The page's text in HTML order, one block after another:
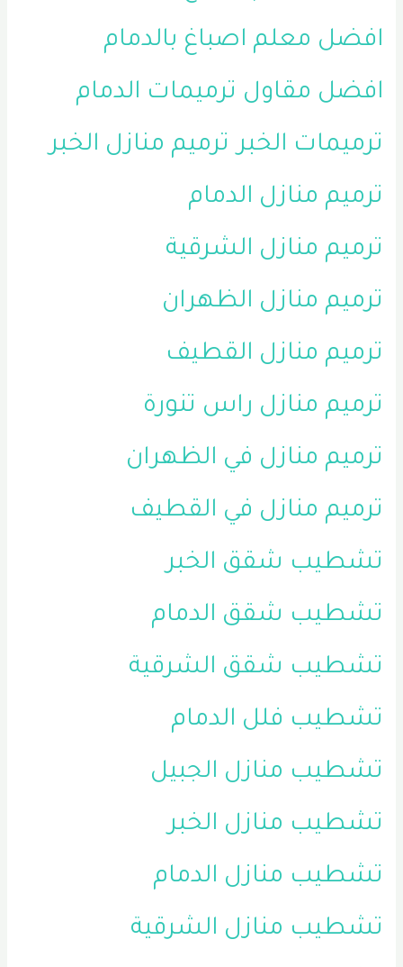
افضل معلم اصباغ بالدمام
افضل مقاول ترميمات الدمام
ترميمات الخبر ترميم منازل الخبر
ترميم منازل الدمام
ترميم منازل الشرقية
ترميم منازل الظهران
ترميم منازل القطيف
ترميم منازل راس تنورة
ترميم منازل في الظهران
ترميم منازل في القطيف
تشطيب شقق الخبر
تشطيب شقق الدمام
تشطيب شقق الشرقية
تشطيب فلل الدمام
تشطيب منازل الجبيل
تشطيب منازل الخبر
تشطيب منازل الدمام
تشطيب منازل الشرقية